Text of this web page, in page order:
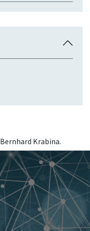
s
a
p
E
n
Bernhard Krabina.